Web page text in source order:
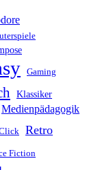
Gaming
Klassiker
Medienpädagogik
Retro
Fiction